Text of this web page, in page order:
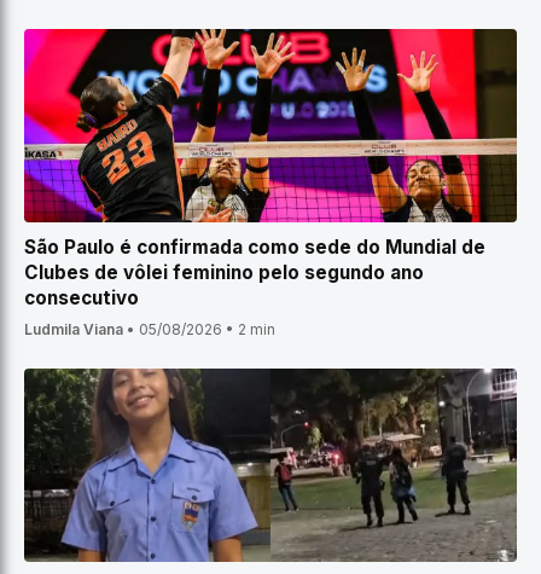
São Paulo é confirmada como sede do Mundial de
Clubes de vôlei feminino pelo segundo ano
consecutivo
Ludmila Viana • 05/08/2026 • 2 min